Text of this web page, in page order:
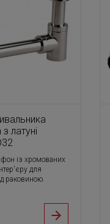
латуні
із хромованих
для
раковиною.